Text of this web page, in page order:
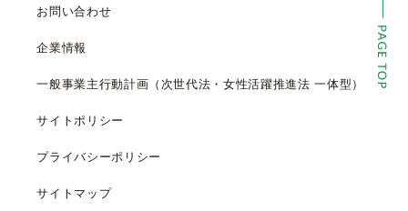
お問い合わせ
企業情報
一般事業主行動計画（次世代法・女性活躍推進法 一体型）
サイトポリシー
プライバシーポリシー
サイトマップ